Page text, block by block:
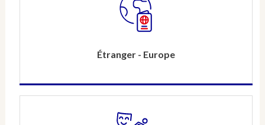
Étranger - Europe